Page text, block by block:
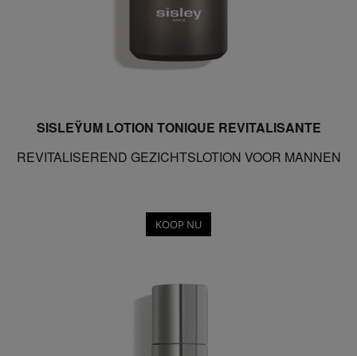
SISLEŸUM LOTION TONIQUE REVITALISANTE
REVITALISEREND GEZICHTSLOTION VOOR MANNEN
KOOP NU